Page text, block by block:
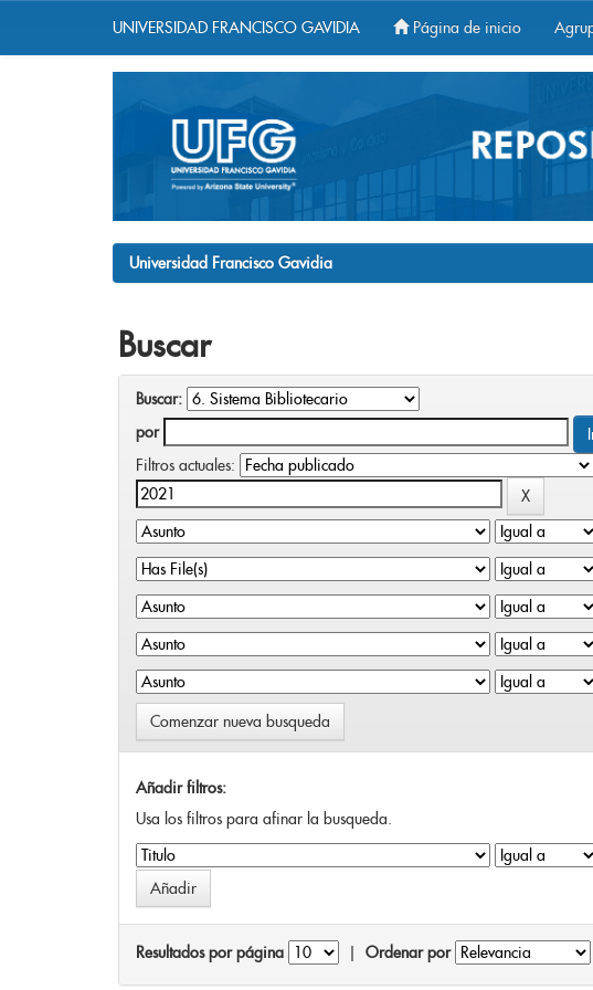
UNIVERSIDAD FRANCISCO GAVIDIA Página de inicio
Universidad Francisco Gavidia
Buscar
Buscar:
por
Filtros actuales:
Comenzar nueva busqueda
Añadir filtros:
Usa los filtros para afinar la busqueda.
Resultados por página Ordenar por